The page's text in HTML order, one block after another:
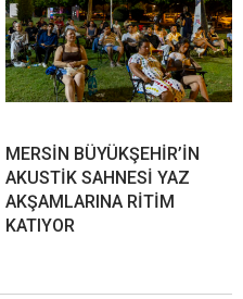
MERSİN BÜYÜKŞEHİR’İN
AKUSTİK SAHNESİ YAZ
AKŞAMLARINA RİTİM
KATIYOR